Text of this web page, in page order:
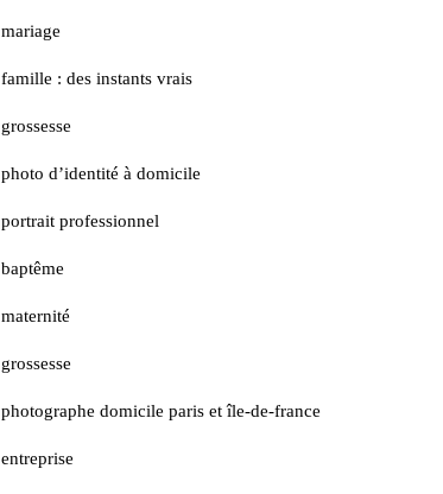
mariage
famille : des instants vrais
grossesse
photo d’identité à domicile
portrait professionnel
baptême
maternité
grossesse
photographe domicile paris et île-de-france
entreprise